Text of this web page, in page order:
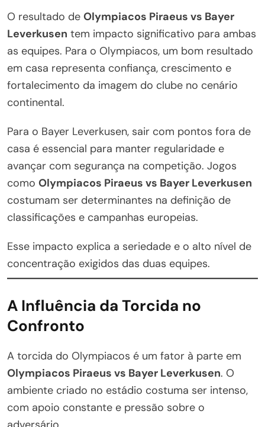
O resultado de Olympiacos Piraeus vs Bayer
Leverkusen tem impacto significativo para ambas
as equipes. Para o Olympiacos, um bom resultado
em casa representa confiança, crescimento e
fortalecimento da imagem do clube no cenário
continental.
Para o Bayer Leverkusen, sair com pontos fora de
casa é essencial para manter regularidade e
avançar com segurança na competição. Jogos
como Olympiacos Piraeus vs Bayer Leverkusen
costumam ser determinantes na definição de
classificações e campanhas europeias.
Esse impacto explica a seriedade e o alto nível de
concentração exigidos das duas equipes.
A Influência da Torcida no
Confronto
A torcida do Olympiacos é um fator à parte em
Olympiacos Piraeus vs Bayer Leverkusen. O
ambiente criado no estádio costuma ser intenso,
com apoio constante e pressão sobre o